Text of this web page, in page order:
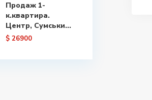
Продаж 1-
к.квартира.
Центр, Сумськи...
$ 26900